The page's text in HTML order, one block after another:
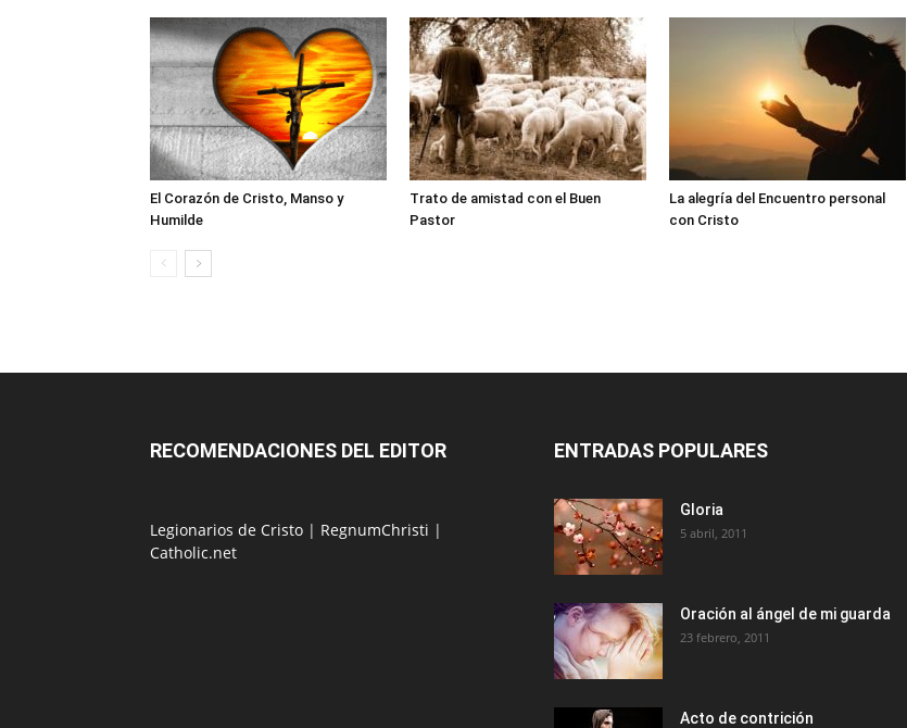
El Corazón de Cristo, Manso y
Humilde
Trato de amistad con el Buen
Pastor
La alegría del Encuentro personal
con Cristo
RECOMENDACIONES DEL EDITOR
Legionarios de Cristo | RegnumChristi |
Catholic.net
ENTRADAS POPULARES
Gloria
5 abril, 2011
Oración al ángel de mi guarda
23 febrero, 2011
Acto de contrición